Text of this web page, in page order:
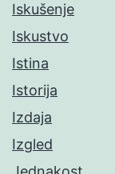
Iskušenje
Iskustvo
Istina
Istorija
Izdaja
Izgled